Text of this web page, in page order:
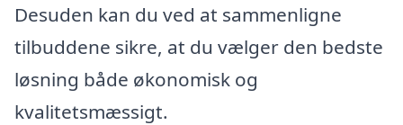
Desuden kan du ved at sammenligne
tilbuddene sikre, at du vælger den bedste
løsning både økonomisk og
kvalitetsmæssigt.